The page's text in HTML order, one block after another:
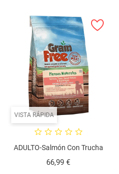
VISTA RÁPIDA
ADULTO-Salmón Con Trucha
66,99 €Precio